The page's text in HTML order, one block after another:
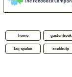
home gastenboek
faq spelen zoekhulp